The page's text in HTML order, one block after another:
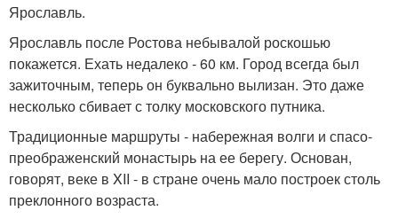
Ярославль.
Ярославль после Ростова небывалой роскошью
покажется. Ехать недалеко - 60 км. Город всегда был
зажиточным, теперь он буквально вылизан. Это даже
несколько сбивает с толку московского путника.
Традиционные маршруты - набережная волги и спасо-
преображенский монастырь на ее берегу. Основан,
говорят, веке в XII - в стране очень мало построек столь
преклонного возраста.